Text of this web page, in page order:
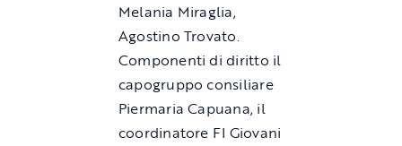
Melania Miraglia,
Agostino Trovato.
Componenti di diritto il
capogruppo consiliare
Piermaria Capuana, il
coordinatore FI Giovani